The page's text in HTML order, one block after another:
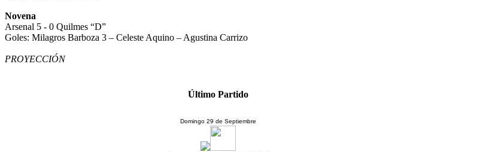
Novena
Arsenal 5 - 0 Quilmes “D”
Goles: Milagros Barboza 3 – Celeste Aquino – Agustina Carrizo
PROYECCIÓN
Último Partido
Domingo 29 de Septiembre